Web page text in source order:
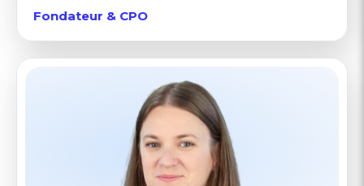
Fondateur & CPO